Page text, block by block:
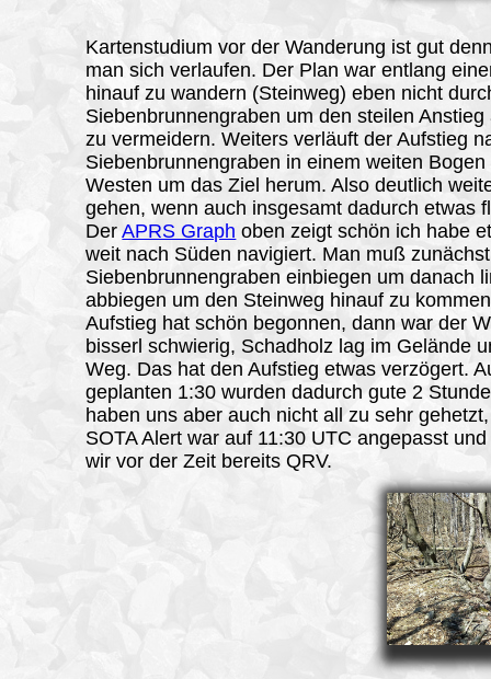
Kartenstudium vor der Wanderung ist gut
man sich verlaufen. Der Plan war entlang
hinauf zu wandern (Steinweg) eben nicht
Siebenbrunnengraben um den steilen Anstieg
zu vermeidern. Weiters verläuft der Aufstieg
Siebenbrunnengraben in einem weiten
Westen um das Ziel herum. Also deutlich
gehen, wenn auch insgesamt dadurch etwas
DerAPRS Graph oben zeigt schön ich habe
weit nach Süden navigiert. Man muß
Siebenbrunnengraben einbiegen um danach
abbiegen um den Steinweg hinauf zu
Aufstieg hat schön begonnen, dann war der
bisserl schwierig, Schadholz lag im Gelände
Weg. Das hat den Aufstieg etwas verzögert.
geplanten 1:30 wurden dadurch gute 2
haben uns aber auch nicht all zu sehr
SOTA Alert war auf 11:30 UTC angepasst
wir vor der Zeit bereits QRV.